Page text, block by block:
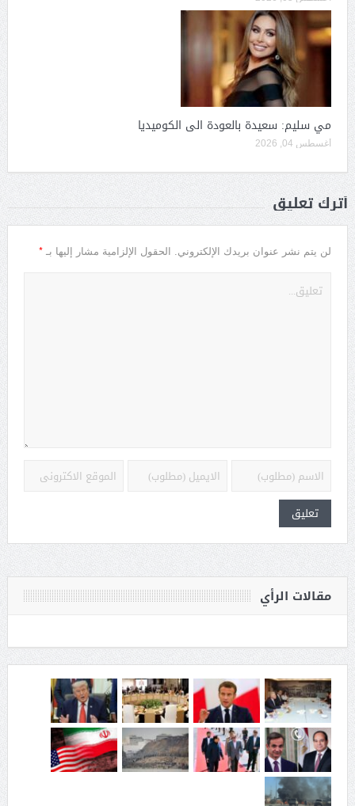
مي سليم: سعيدة بالعودة الى الكوميديا
أغسطس 04, 2026
أترك تعليق
لن يتم نشر عنوان بريدك الإلكتروني. الحقول الإلزامية مشار إليها بـ *
مقالات الرأي